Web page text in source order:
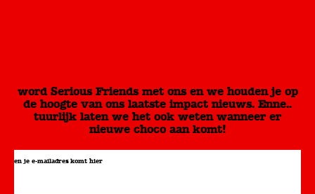
word Serious Friends met ons en we houden je op
de hoogte van ons laatste impact nieuws. Enne..
tuurlijk laten we het ook weten wanneer er
nieuwe choco aan komt!
en je e-mailadres komt hier